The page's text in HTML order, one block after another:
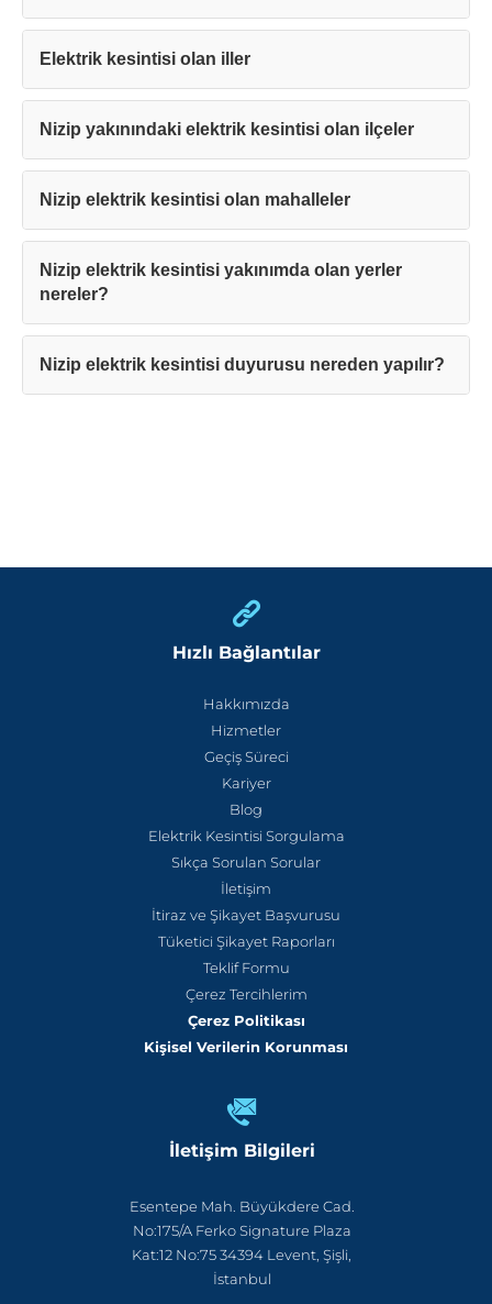
Elektrik kesintisi olan iller
Nizip yakınındaki elektrik kesintisi olan ilçeler
Nizip elektrik kesintisi olan mahalleler
Nizip elektrik kesintisi yakınımda olan yerler
nereler?
Nizip elektrik kesintisi duyurusu nereden yapılır?
Hızlı Bağlantılar
Hakkımızda
Hizmetler
Geçiş Süreci
Kariyer
Blog
Elektrik Kesintisi Sorgulama
Sıkça Sorulan Sorular
İletişim
İtiraz ve Şikayet Başvurusu
Tüketici Şikayet Raporları
Teklif Formu
Çerez Tercihlerim
Çerez Politikası
Kişisel Verilerin Korunması
İletişim Bilgileri
Esentepe Mah. Büyükdere Cad.
No:175/A Ferko Signature Plaza
Kat:12 No:75 34394 Levent, Şişli,
İstanbul
Mesajınız başarıyla ulaştırıldı. En kısa